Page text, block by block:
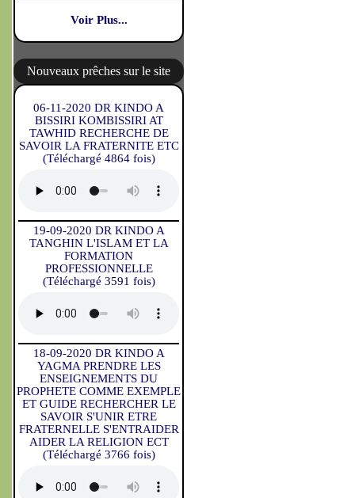
Voir Plus...
Nouveaux prêches sur le site
06-11-2020 DR KINDO A
BISSIRI KOMBISSIRI AT
TAWHID RECHERCHE DE
SAVOIR LA FRATERNITE ETC
(Téléchargé 4864 fois)
19-09-2020 DR KINDO A
TANGHIN L'ISLAM ET LA
FORMATION
PROFESSIONNELLE
(Téléchargé 3591 fois)
18-09-2020 DR KINDO A
YAGMA PRENDRE LES
ENSEIGNEMENTS DU
PROPHETE COMME EXEMPLE
ET GUIDE RECHERCHER LE
SAVOIR S'UNIR ETRE
FRATERNELLE S'ENTRAIDER
AIDER LA RELIGION ECT
(Téléchargé 3766 fois)